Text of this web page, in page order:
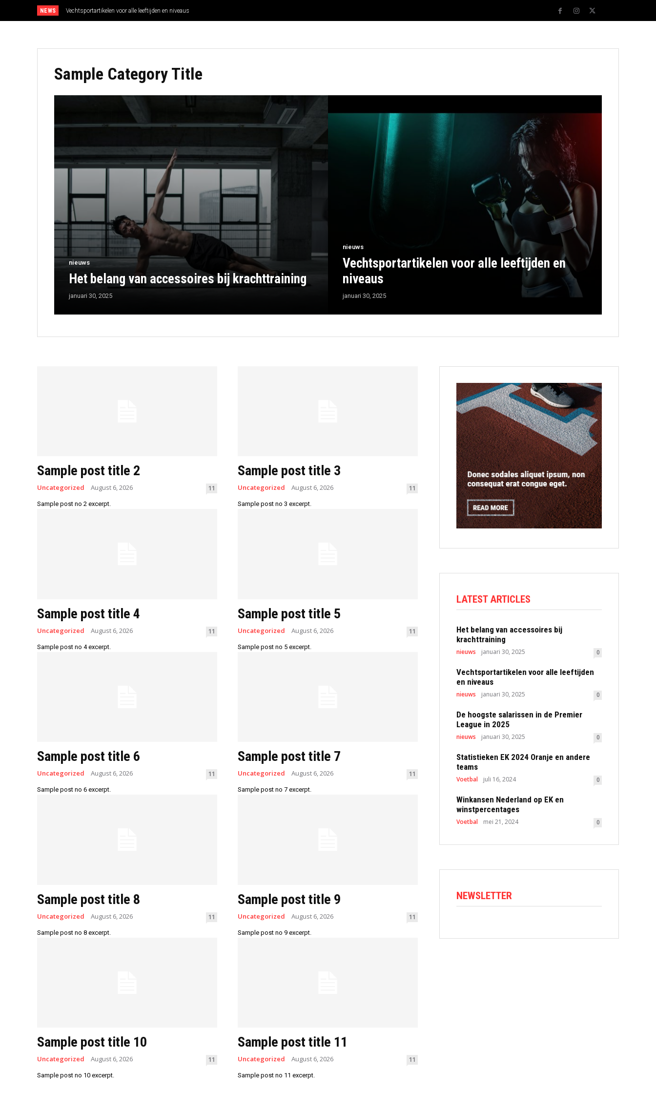
NEWS Vechtsportartikelen voor alle leeftijden en niveaus
Sample Category Title
nieuws
Het belang van accessoires bij krachttraining
januari 30, 2025
nieuws
Vechtsportartikelen voor alle leeftijden en
niveaus
januari 30, 2025
Sample post title 2
Uncategorized August 6, 2026 11
Sample post no 2 excerpt.
Sample post title 3
Uncategorized August 6, 2026 11
Sample post no 3 excerpt.
Sample post title 4
Uncategorized August 6, 2026 11
Sample post no 4 excerpt.
Sample post title 5
Uncategorized August 6, 2026 11
Sample post no 5 excerpt.
Sample post title 6
Uncategorized August 6, 2026 11
Sample post no 6 excerpt.
Sample post title 7
Uncategorized August 6, 2026 11
Sample post no 7 excerpt.
Sample post title 8
Uncategorized August 6, 2026 11
Sample post no 8 excerpt.
Sample post title 9
Uncategorized August 6, 2026 11
Sample post no 9 excerpt.
Sample post title 10
Uncategorized August 6, 2026 11
Sample post no 10 excerpt.
Sample post title 11
Uncategorized August 6, 2026 11
Sample post no 11 excerpt.
LATEST ARTICLES
Het belang van accessoires bij
krachttraining
nieuws januari 30, 2025 0
Vechtsportartikelen voor alle leeftijden
en niveaus
nieuws januari 30, 2025 0
De hoogste salarissen in de Premier
League in 2025
nieuws januari 30, 2025 0
Statistieken EK 2024 Oranje en andere
teams
Voetbal juli 16, 2024 0
Winkansen Nederland op EK en
winstpercentages
Voetbal mei 21, 2024 0
NEWSLETTER